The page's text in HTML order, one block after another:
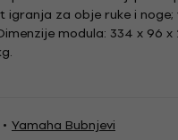
za obje ruke i noge;
modula: 334 x 96
Yamaha Bubnjevi